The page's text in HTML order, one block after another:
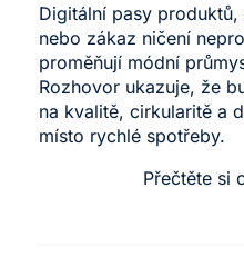
Digitální pasy
nebo zákaz ničení
proměňují módní
Rozhovor ukazuje, že
na kvalitě, cirkularitě a
místo rychlé spotřeby.
Přečtěte si